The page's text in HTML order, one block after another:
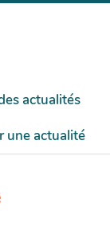
actualités
une actualité